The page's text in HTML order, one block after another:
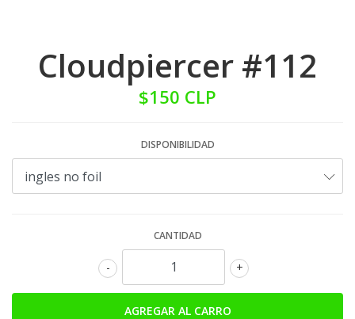
Cloudpiercer #112
$150 CLP
DISPONIBILIDAD
CANTIDAD
+
-